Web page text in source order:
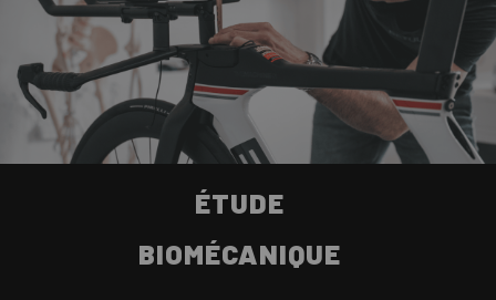
ÉTUDE
BIOMÉCANIQUE